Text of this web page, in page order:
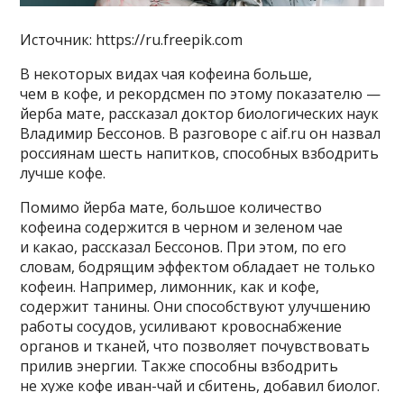
Источник: https://ru.freepik.com
В некоторых видах чая кофеина больше,
чем в кофе, и рекордсмен по этому показателю —
йерба мате, рассказал доктор биологических наук
Владимир Бессонов. В разговоре с aif.ru он назвал
россиянам шесть напитков, способных взбодрить
лучше кофе.
Помимо йерба мате, большое количество
кофеина содержится в черном и зеленом чае
и какао, рассказал Бессонов. При этом, по его
словам, бодрящим эффектом обладает не только
кофеин. Например, лимонник, как и кофе,
содержит танины. Они способствуют улучшению
работы сосудов, усиливают кровоснабжение
органов и тканей, что позволяет почувствовать
прилив энергии. Также способны взбодрить
не хуже кофе иван-чай и сбитень, добавил биолог.